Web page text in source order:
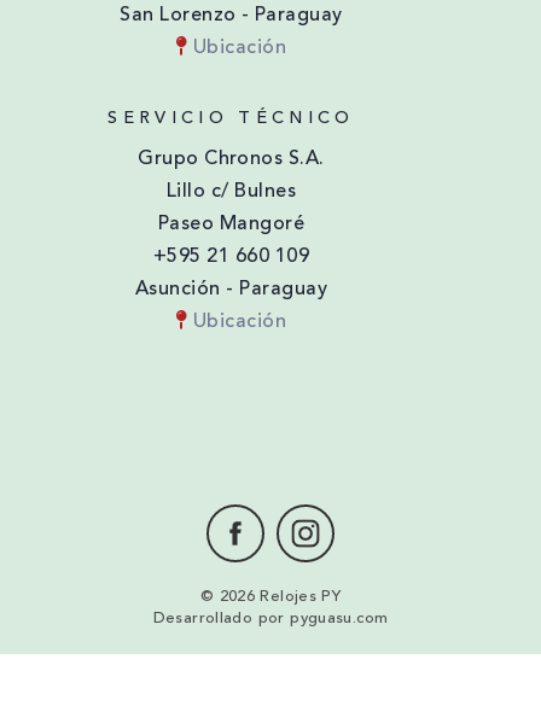
San Lorenzo - Paraguay
Ubicación
SERVICIO TÉCNICO
Grupo Chronos S.A.
Lillo c/ Bulnes
Paseo Mangoré
+595 21 660 109
Asunción - Paraguay
Ubicación
© 2026 Relojes PY
Desarrollado porpyguasu.com